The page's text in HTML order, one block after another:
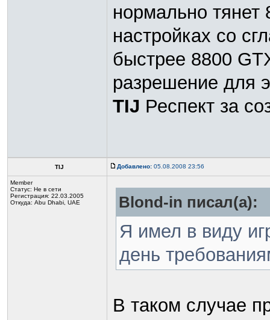
нормально тянет
настройках со
быстрее 8800
разрешение для
TIJ Респект за
TIJ Добавлено: 05.08.2008 23:56
Member
Статус: Не в сети
Регистрация: 22.03.2005
Откуда: Abu Dhabi, UAE
Blond-in писал(а):
Я имел в виду
день
В таком случае